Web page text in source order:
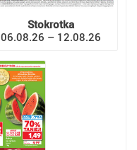
Stokrotka
06.08.26 – 12.08.26